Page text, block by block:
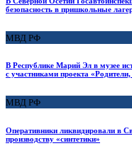
безопасность в пришкольные
МВД РФ
В Республике Марий Эл в музее
с участниками проекта
МВД РФ
Оперативники ликвидировали в
производству «синтетики»